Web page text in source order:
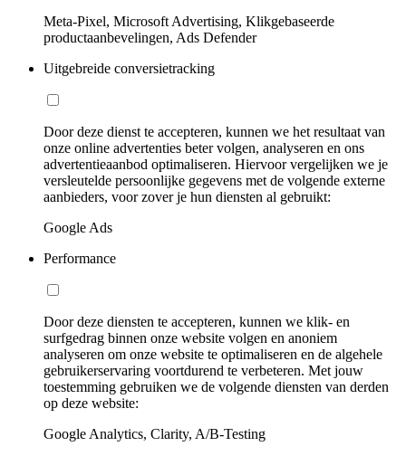
Meta-Pixel, Microsoft Advertising, Klikgebaseerde
productaanbevelingen, Ads Defender
Uitgebreide conversietracking
Door deze dienst te accepteren, kunnen we het resultaat van
onze online advertenties beter volgen, analyseren en ons
advertentieaanbod optimaliseren. Hiervoor vergelijken we je
versleutelde persoonlijke gegevens met de volgende externe
aanbieders, voor zover je hun diensten al gebruikt:
Google Ads
Performance
Door deze diensten te accepteren, kunnen we klik- en
surfgedrag binnen onze website volgen en anoniem
analyseren om onze website te optimaliseren en de algehele
gebruikerservaring voortdurend te verbeteren. Met jouw
toestemming gebruiken we de volgende diensten van derden
op deze website:
Google Analytics, Clarity, A/B-Testing